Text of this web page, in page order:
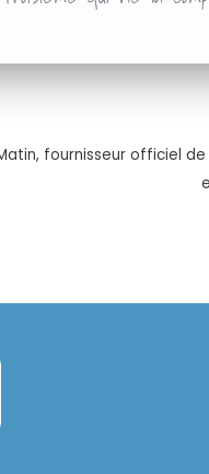
fournisseur officiel